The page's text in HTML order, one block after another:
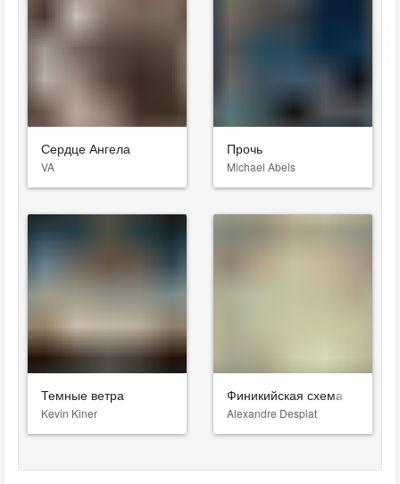
Сердце Ангела
VA
Прочь
Michael Abels
Темные ветра
Kevin Kiner
Финикийская схема
Alexandre Desplat